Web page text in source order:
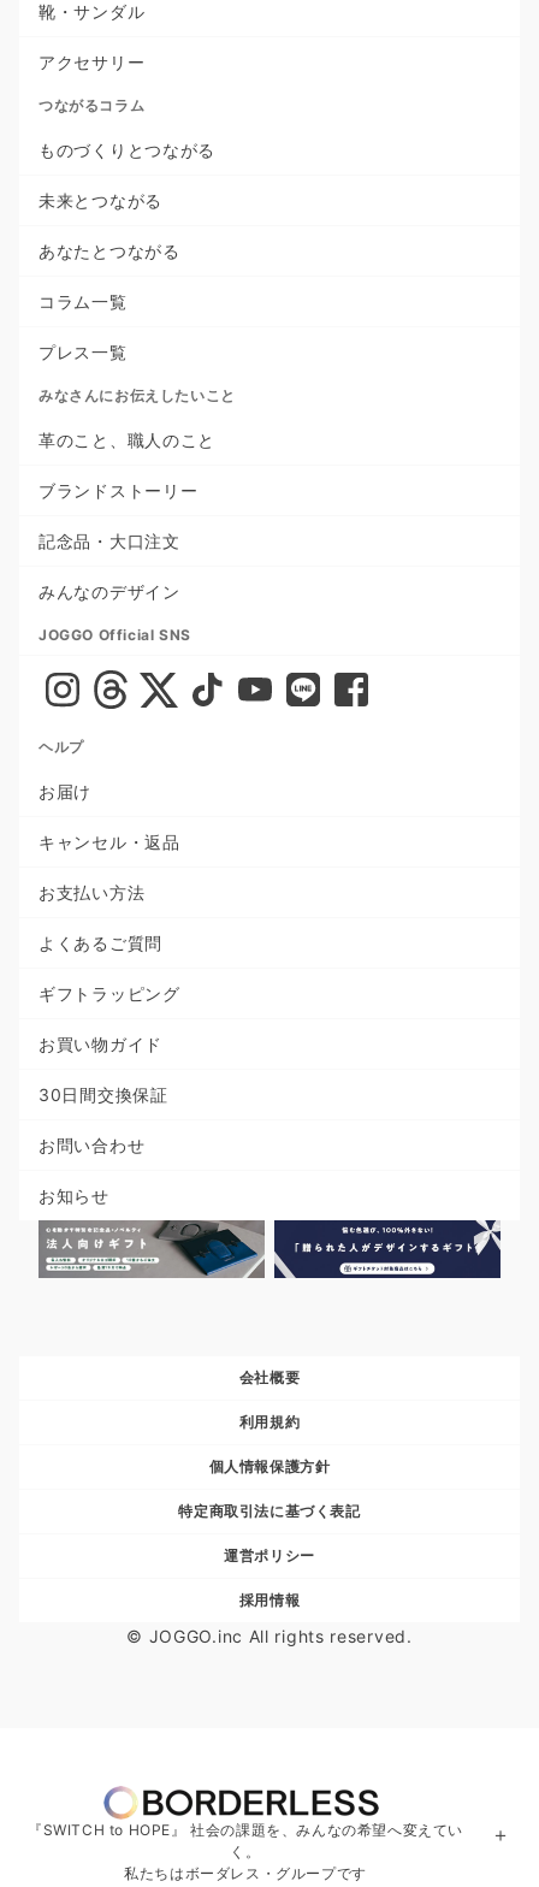
靴・サンダル
アクセサリー
つながるコラム
ものづくりとつながる
未来とつながる
あなたとつながる
コラム一覧
プレス一覧
みなさんにお伝えしたいこと
革のこと、職人のこと
ブランドストーリー
記念品・大口注文
みんなのデザイン
JOGGO Official SNS
ヘルプ
お届け
キャンセル・返品
お支払い方法
よくあるご質問
ギフトラッピング
お買い物ガイド
30日間交換保証
お問い合わせ
お知らせ
会社概要
利用規約
個人情報保護方針
特定商取引法に基づく表記
運営ポリシー
採用情報
© JOGGO.inc All rights reserved.
『SWITCH to HOPE』 社会の課題を、みんなの希望へ変えてい
く。
私たちはボーダレス・グループです
＋